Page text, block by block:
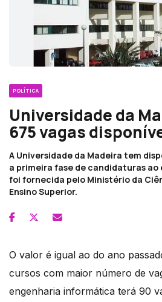
POLÍTICA
Universidade da
675 vagas
A Universidade da Madeira tem
a primeira fase de candidaturas ao
foi fornecida pelo Ministério da
Ensino Superior.
O valor é igual ao do ano
cursos com maior número de
engenharia informática terá 90